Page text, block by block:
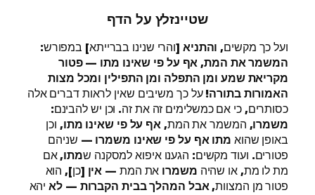
שטיינזלץ על הדף
ועל כך מקשים, והתניא [והרי שנינו בברייתא] במפורש:
המשמר את המת, אף על פי שאינו מתו —פטור
מקריאת שמע ומן התפלה ומן התפילין ומכל מצות
האמורות בתורה!על כך משיבים שאין לראות דברים אלה
כסותרים, כי אם כמשלימים זה את זה. וכן יש להבינם:
משמרו, המשמר את המת,אף על פי שאינו מתו, וכן
באופן שהוא מתו אף על פי שאינו משמרו — שניהם
פטורים. ועוד מקשים: הגענו איפוא למסקנה שמתו,אם
מת לו מת, או שהיה משמרו את המת — אין [כן], הוא
פטור מן המצוות,אבל המהלך בבית הקברות —לאיהא